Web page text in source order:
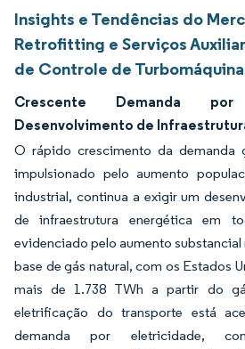
Insights e Tendências do
Retrofitting e Serviços
de Controle de
Crescente Demanda
Desenvolvimento de
O rápido crescimento da demanda
impulsionado pelo aumento
industrial, continua a exigir um
de infraestrutura energética em
evidenciado pelo aumento substancial
base de gás natural, com os Estados
mais de 1.738 TWh a partir do
eletrificação do transporte está
demanda por eletricidade,